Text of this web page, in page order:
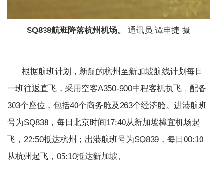
SQ838航班降落杭州机场。 通讯员 谭申捷 摄
根据航班计划，新航的杭州至新加坡航线计划每日
一班往返直飞，采用空客A350-900中程客机执飞，配备
303个座位，包括40个商务舱及263个经济舱。进港航班
号为SQ838，每日北京时间17:40从新加坡樟宜机场起
飞，22:50抵达杭州；出港航班号为SQ839，每日00:10
从杭州起飞，05:10抵达新加坡。